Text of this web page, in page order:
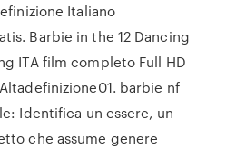
Italiano
Barbie in the 12 Dancing
ITA film completo Full HD
barbie nf
Identifica un essere, un
che assume genere